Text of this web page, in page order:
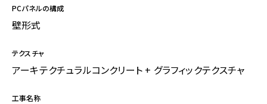
PCパネルの構成
壁形式
テクスチャ
アーキテクチュラルコンクリート + グラフィックテクスチャ
工事名称